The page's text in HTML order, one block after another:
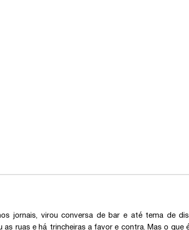
jornais, virou conversa de bar e até tema de
as ruas e há trincheiras a favor e contra. Mas o